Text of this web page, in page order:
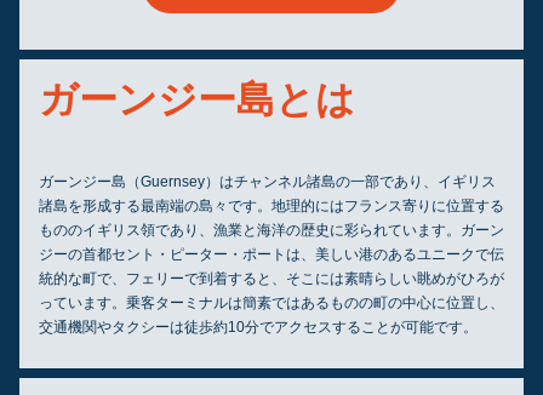
ガーンジー島とは
ガーンジー島（Guernsey）はチャンネル諸島の一部であり、イギリス
諸島を形成する最南端の島々です。地理的にはフランス寄りに位置する
もののイギリス領であり、漁業と海洋の歴史に彩られています。ガーン
ジーの首都セント・ピーター・ポートは、美しい港のあるユニークで伝
統的な町で、フェリーで到着すると、そこには素晴らしい眺めがひろが
っています。乗客ターミナルは簡素ではあるものの町の中心に位置し、
交通機関やタクシーは徒歩約10分でアクセスすることが可能です。